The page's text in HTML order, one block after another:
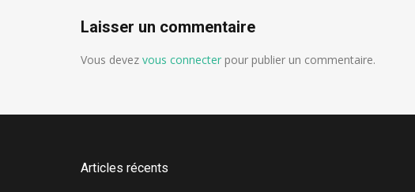
Laisser un commentaire
Vous devez vous connecter pour publier un commentaire.
Articles récents